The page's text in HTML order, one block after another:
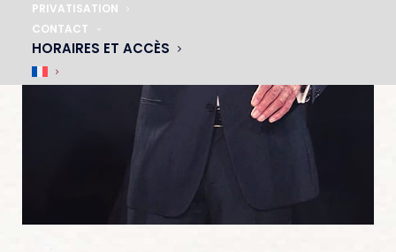
PRIVATISATION
CONTACT
HORAIRES ET ACCÈS